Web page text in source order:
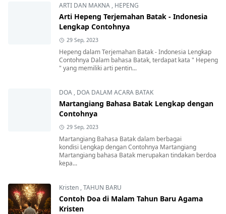
ARTI DAN MAKNA , HEPENG
Arti Hepeng Terjemahan Batak - Indonesia
Lengkap Contohnya
29 Sep, 2023
Hepeng dalam Terjemahan Batak - Indonesia Lengkap
Contohnya Dalam bahasa Batak, terdapat kata " Hepeng
" yang memiliki arti pentin...
DOA , DOA DALAM ACARA BATAK
Martangiang Bahasa Batak Lengkap dengan
Contohnya
29 Sep, 2023
Martangiang Bahasa Batak dalam berbagai
kondisi Lengkap dengan Contohnya Martangiang
Martangiang bahasa Batak merupakan tindakan berdoa
kepa...
Kristen ,TAHUN BARU
Contoh Doa di Malam Tahun Baru Agama
Kristen